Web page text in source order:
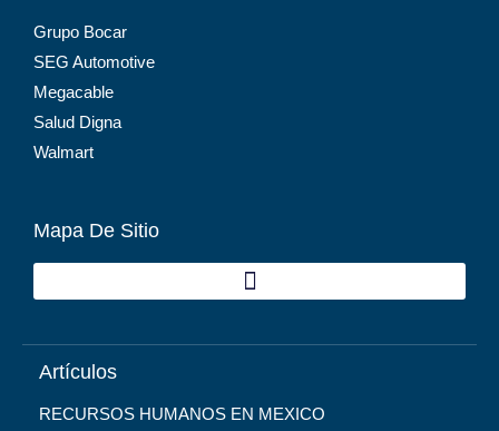
Grupo Bocar
SEG Automotive
Megacable
Salud Digna
Walmart
Mapa De Sitio
Artículos
RECURSOS HUMANOS EN MEXICO